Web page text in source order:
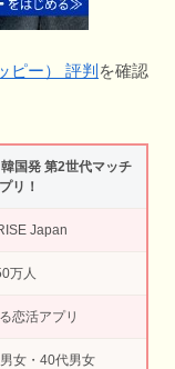
ピー） 評判 を確認
国発 第2世代マッチ
リ！
Japan
万人
恋活アプリ
女・40代男女